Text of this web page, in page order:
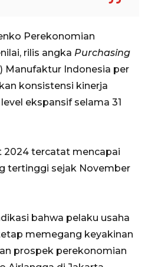
Perekonomian
rilis angka Purchasing
Manufaktur Indonesia per
konsistensi kinerja
ekspansif selama 31
2024 tercatat mencapai
tertinggi sejak November
bahwa pelaku usaha
memegang keyakinan
prospek perekonomian